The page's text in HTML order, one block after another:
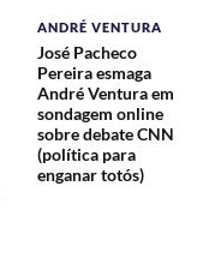
ANDRÉ VENTURA
José Pacheco
Pereira esmaga
André Ventura em
sondagem online
sobre debate CNN
(política para
enganar totós)